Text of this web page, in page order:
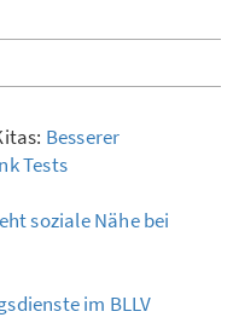
Besserer
Tests
soziale Nähe bei
im BLLV